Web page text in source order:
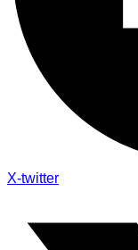
X-twitter